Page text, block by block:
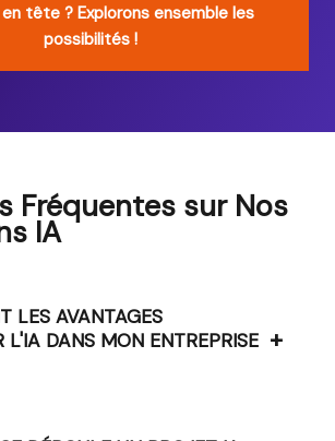
tête ? Explorons ensemble les
possibilités !
Fréquentes sur Nos
IA
LES AVANTAGES
L'IA DANS MON ENTREPRISE +